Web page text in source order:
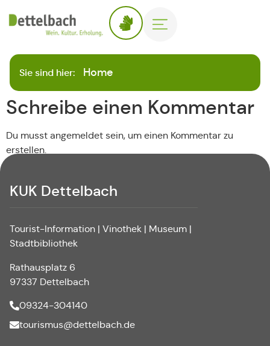
Sie sind hier: Home
Schreibe einen Kommentar
Du musst angemeldet sein, um einen Kommentar zu
erstellen.
KUK Dettelbach
Tourist-Information | Vinothek | Museum |
Stadtbibliothek
Rathausplatz 6
97337 Dettelbach
09324-304140
tourismus@dettelbach.de